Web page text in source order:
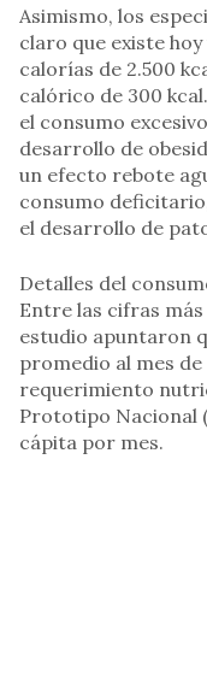
Asimismo, los
claro que existe
calorías de 2.500
calórico de 300
el consumo
desarrollo de
un efecto rebote
consumo
el desarrollo de
Detalles del
Entre las cifras
estudio apuntaron
promedio al mes de
requerimiento
Prototipo Nacional
cápita por mes.